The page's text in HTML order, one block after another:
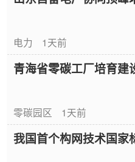
电力 1天前
青海省零碳工厂培育建
零碳园区 1天前
我国首个构网技术国家